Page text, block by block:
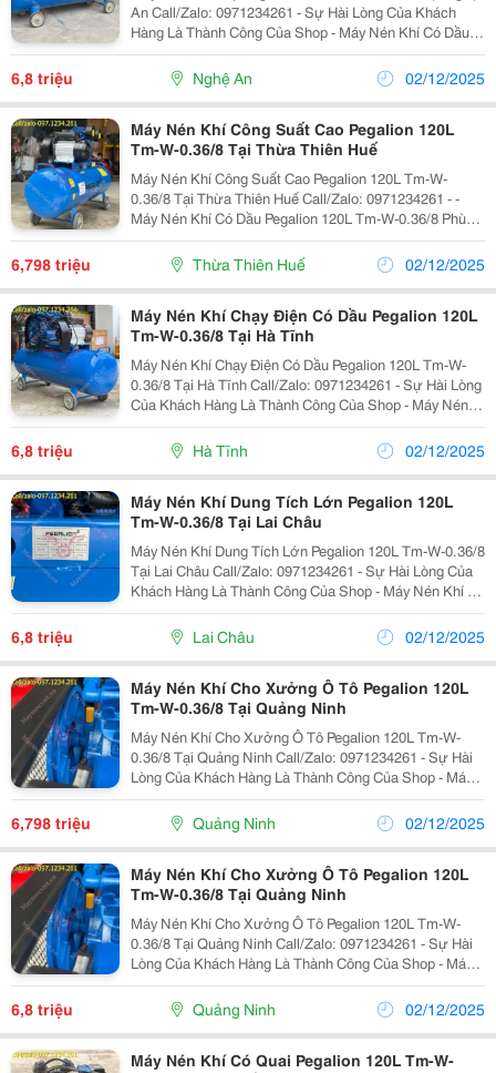
An Call/Zalo: 0971234261 - Sự Hài Lòng Của Khách
Hàng Là Thành Công Của Shop - Máy Nén Khí Có Dầu
Pegalion 120L Tm-W-0.36/8 Phù Hợp Cho Các Đơn Vị
Sửa Chữa, Tiệm Rửa Xe, Cơ Sở Sản Xuất Vừa Và...
6,8 triệu Nghệ An 02/12/2025
Máy Nén Khí Công Suất Cao Pegalion 120L
Tm-W-0.36/8 Tại Thừa Thiên Huế
Máy Nén Khí Công Suất Cao Pegalion 120L Tm-W-
0.36/8 Tại Thừa Thiên Huế Call/Zalo: 0971234261 - -
Máy Nén Khí Có Dầu Pegalion 120L Tm-W-0.36/8 Phù
Hợp Cho Các Đơn Vị Sửa Chữa, Tiệm Rửa Xe, Cơ Sở
Sản Xuất Vừa Và Nhỏ Có Nhu Cầu Sử Dụng Khí Nén
6,798 triệu Thừa Thiên Huế 02/12/2025
Máy Nén Khí Chạy Điện Có Dầu Pegalion 120L
Tm-W-0.36/8 Tại Hà Tĩnh
Máy Nén Khí Chạy Điện Có Dầu Pegalion 120L Tm-W-
0.36/8 Tại Hà Tĩnh Call/Zalo: 0971234261 - Sự Hài Lòng
Của Khách Hàng Là Thành Công Của Shop - Máy Nén
Khí Có Dầu Pegalion 120L Tm-W-0.36/8 Phù Hợp Cho
Các Đơn Vị Sửa Chữa, Tiệm Rửa Xe, Cơ Sở Sản...
6,8 triệu Hà Tĩnh 02/12/2025
Máy Nén Khí Dung Tích Lớn Pegalion 120L
Tm-W-0.36/8 Tại Lai Châu
Máy Nén Khí Dung Tích Lớn Pegalion 120L Tm-W-0.36/8
Tại Lai Châu Call/Zalo: 0971234261 - Sự Hài Lòng Của
Khách Hàng Là Thành Công Của Shop - Máy Nén Khí Có
Dầu Pegalion 120L Tm-W-0.36/8 Phù Hợp Cho Các Đơn
Vị Sửa Chữa, Tiệm Rửa Xe, Cơ Sở Sản...
6,8 triệu Lai Châu 02/12/2025
Máy Nén Khí Cho Xưởng Ô Tô Pegalion 120L
Tm-W-0.36/8 Tại Quảng Ninh
Máy Nén Khí Cho Xưởng Ô Tô Pegalion 120L Tm-W-
0.36/8 Tại Quảng Ninh Call/Zalo: 0971234261 - Sự Hài
Lòng Của Khách Hàng Là Thành Công Của Shop - Máy
Nén Khí Có Dầu Pegalion 120L Tm-W-0.36/8 Phù Hợp
Cho Các Đơn Vị Sửa Chữa, Tiệm Rửa Xe, Cơ Sở
6,798 triệu Quảng Ninh 02/12/2025
Máy Nén Khí Cho Xưởng Ô Tô Pegalion 120L
Tm-W-0.36/8 Tại Quảng Ninh
Máy Nén Khí Cho Xưởng Ô Tô Pegalion 120L Tm-W-
0.36/8 Tại Quảng Ninh Call/Zalo: 0971234261 - Sự Hài
Lòng Của Khách Hàng Là Thành Công Của Shop - Máy
Nén Khí Có Dầu Pegalion 120L Tm-W-0.36/8 Phù Hợp
Cho Các Đơn Vị Sửa Chữa, Tiệm Rửa Xe, Cơ Sở
6,8 triệu Quảng Ninh 02/12/2025
Máy Nén Khí Có Quai Pegalion 120L Tm-W-